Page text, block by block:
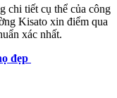
chi tiết cụ thể của công
Kisato xin điểm qua
xác nhất.
đẹp